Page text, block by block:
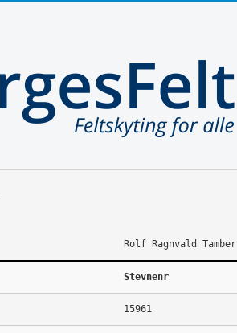
Rolf Ragnvald Tamber
Stevnenr
15961